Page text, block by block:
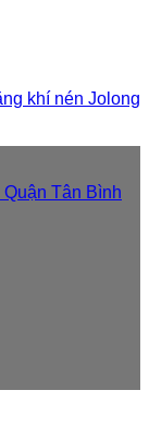
khí nén Jolong
Tân Bình